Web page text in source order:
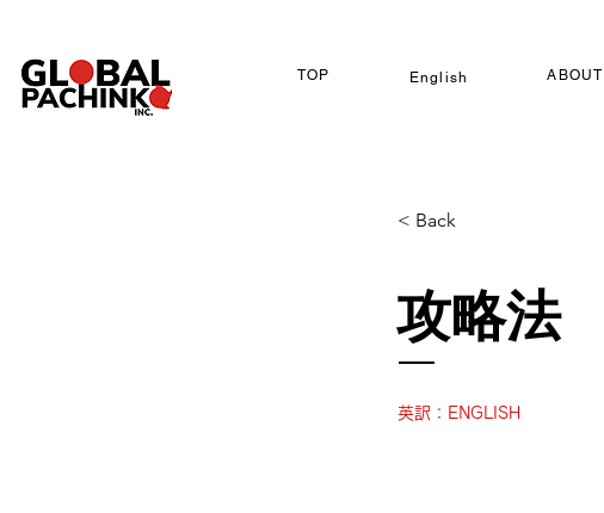
TOP English ABOUT
< Back
攻略法
英訳：ENGLISH